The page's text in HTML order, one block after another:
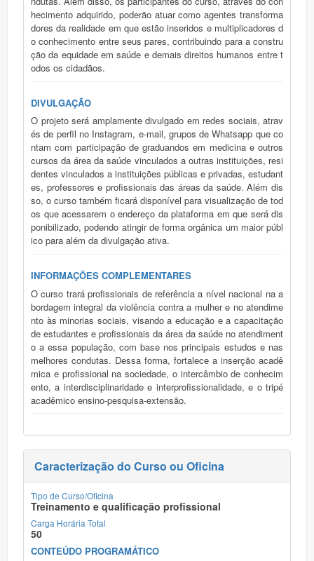
hecimento adquirido, poderão atuar como agentes transforma
dores da realidade em que estão inseridos e multiplicadores d
o conhecimento entre seus pares, contribuindo para a constru
ção da equidade em saúde e demais direitos humanos entre t
odos os cidadãos.
DIVULGAÇÃO
O projeto será amplamente divulgado em redes sociais, atrav
és de perfil no Instagram, e-mail, grupos de Whatsapp que co
ntam com participação de graduandos em medicina e outros
cursos da área da saúde vinculados a outras instituições, resi
dentes vinculados a instituições públicas e privadas, estudant
es, professores e profissionais das áreas da saúde. Além dis
so, o curso também ficará disponível para visualização de tod
os que acessarem o endereço da plataforma em que será dis
ponibilizado, podendo atingir de forma orgânica um maior públ
ico para além da divulgação ativa.
INFORMAÇÕES COMPLEMENTARES
O curso trará profissionais de referência a nível nacional na a
bordagem integral da violência contra a mulher e no atendime
nto às minorias sociais, visando a educação e a capacitação
de estudantes e profissionais da área da saúde no atendiment
o a essa população, com base nos principais estudos e nas
melhores condutas. Dessa forma, fortalece a inserção acadê
mica e profissional na sociedade, o intercâmbio de conhecim
ento, a interdisciplinaridade e interprofissionalidade, e o tripé
acadêmico ensino-pesquisa-extensão.
Caracterização do Curso ou Oficina
Tipo de Curso/Oficina
Treinamento e qualificação profissional
Carga Horária Total
50
CONTEÚDO PROGRAMÁTICO